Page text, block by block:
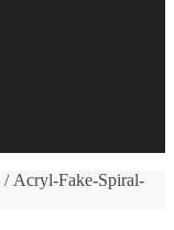
/ Acryl-Fake-Spiral-